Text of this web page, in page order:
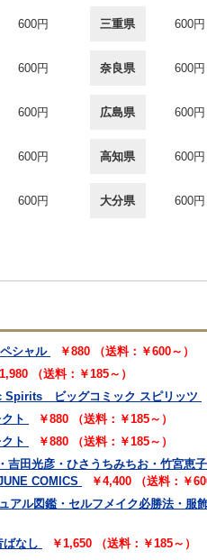
600円 三重県 600円
600円 奈良県 600円
600円 広島県 600円
600円 高知県 600円
600円 大分県 600円
シャル
￥880 （送料：￥600～）
（送料：￥185～）
Spirits ビッグコミック スピリッツ
ト
￥880 （送料：￥185～）
ト
￥880 （送料：￥185～）
田光彦・ひさうちみちお・竹宮恵
COMICS
￥4,400 （送料：￥
ル図鑑・セルフメイク必勝法・服
なし
￥1,650 （送料：￥185～）